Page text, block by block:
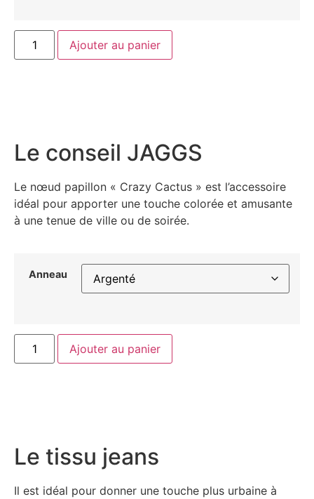
Ajouter au panier
Le conseil JAGGS
Le nœud papillon « Crazy Cactus » est l’accessoire
idéal pour apporter une touche colorée et amusante
à une tenue de ville ou de soirée.
Anneau
Ajouter au panier
Le tissu jeans
Il est idéal pour donner une touche plus urbaine à